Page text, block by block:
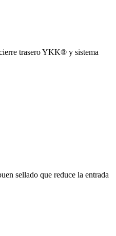
trasero YKK® y sistema
sellado que reduce la entrada